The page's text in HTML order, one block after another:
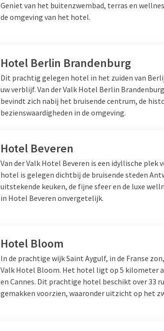
Geniet van het buitenzwembad, terras en
de omgeving van het hotel.
Hotel Berlin Brandenburg
Dit prachtig gelegen hotel in het zuiden van
uw verblijf. Van der Valk Hotel Berlin
bevindt zich nabij het bruisende centrum, de
bezienswaardigheden in de omgeving.
Hotel Beveren
Van der Valk Hotel Beveren is een idyllische plek
hotel is gelegen dichtbij de bruisende steden
uitstekende keuken, de fijne sfeer en de luxe
in Hotel Beveren onvergetelijk.
Hotel Bloom
In de prachtige wijk Saint Aygulf, in de Franse
Valk Hotel Bloom. Het hotel ligt op 5 kilometer
en Cannes. Dit prachtige hotel beschikt over 33
gemakken voorzien, waaronder uitzicht op het